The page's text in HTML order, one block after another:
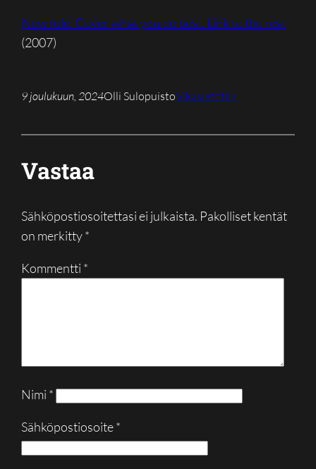
New rule: Cover what you do best. Link to the rest
(2007)
9 joulukuun, 2024Olli SulopuistoVikasietotila
Vastaa
Sähköpostiosoitettasi ei julkaista. Pakolliset kentät
on merkitty*
Kommentti *
Nimi *
Sähköpostiosoite*